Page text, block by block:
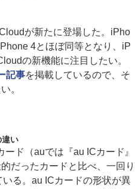
が新たに登場した。iPho
4とほぼ同等となり、iP
の新機能に注目したい。
記事を掲載しているので、そ
。
い
ド（auでは『au ICカード』
だったカードと比べ、一回り
る。au ICカードの形状が異